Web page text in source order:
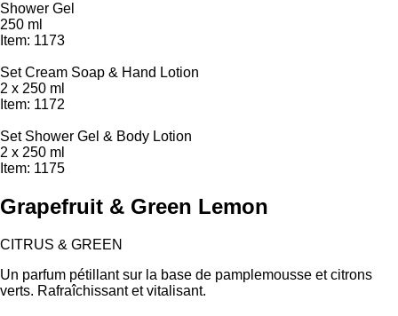
Shower Gel
250 ml
Item: 1173
Set Cream Soap & Hand Lotion
2 x 250 ml
Item: 1172
Set Shower Gel & Body Lotion
2 x 250 ml
Item: 1175
Grapefruit & Green Lemon
CITRUS & GREEN
Un parfum pétillant sur la base de pamplemousse et citrons
verts. Rafraîchissant et vitalisant.